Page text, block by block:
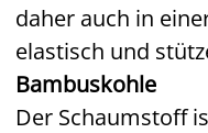
daher auch in
elastisch und
Bambuskohle
Der Schaumstoff